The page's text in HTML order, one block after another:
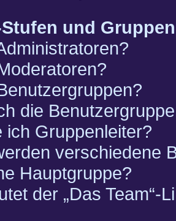
und Gruppen
die
ich Gruppenleiter?
verschiedene
Hauptgruppe?
der „Das Team“-